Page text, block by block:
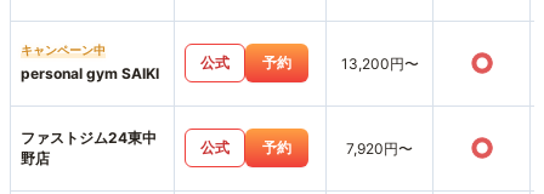
キャンペーン中
personal gym SAIKI
公式 予約 13,200円〜 ○
ファストジム24東中
野店
公式 予約 7,920円〜 ○